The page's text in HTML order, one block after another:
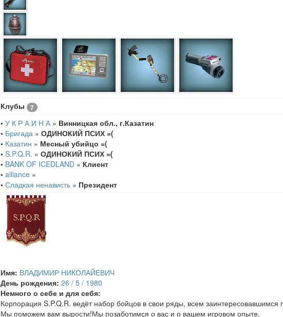
Клубы 7
• У К Р А И Н А » Винницкая обл., г.Казатин
• Бригада » ОДИНОКИЙ ПСИХ =(
• Казатин » Месный убийцо =(
• S.P.Q.R. » ОДИНОКИЙ ПСИХ =(
• BANK OF ICEDLAND » Клиент
• alliance »
• Сладкая ненависть » Президент
Имя: ВЛАДИМИР НИКОЛАЙЕВИЧ
День рождения: 26 / 5 / 1980
Немного о себе и для себя:
Корпорация S.P.Q.R. ведёт набор бойцов в свои ряды, всем заинтересовавшимся
Мы поможем вам вырости!Мы позаботимся о вас и о вашем игровом опыте.